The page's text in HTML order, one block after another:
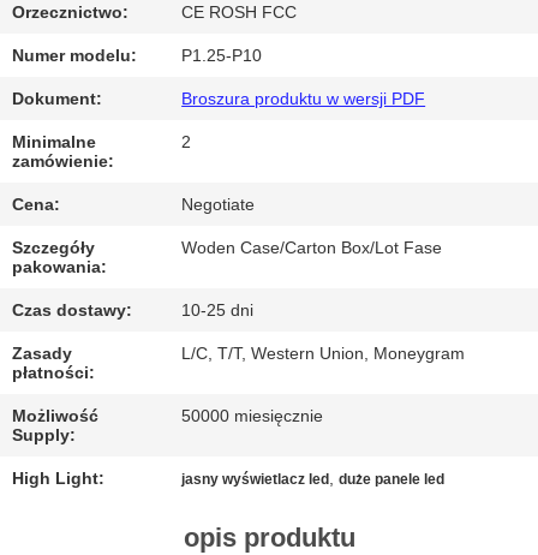
Z
NAMI
PRZYPADKI
POROZMAWIAJ
TERAZ
BAIDU
Orzecznictwo: CE ROSH FCC
Numer modelu: P1.25-P10
Dokument: Broszura produktu w wersji PDF
Minimalne
zamówienie:
2
Cena: Negotiate
Szczegóły
pakowania:
Woden Case/Carton Box/Lot Fase
Czas dostawy: 10-25 dni
Zasady
płatności:
L/C, T/T, Western Union, Moneygram
Możliwość
Supply:
50000 miesięcznie
High Light: jasny wyświetlacz led ,duże panele led
opis produktu